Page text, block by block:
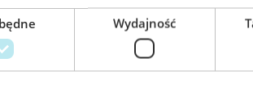
Wydajność